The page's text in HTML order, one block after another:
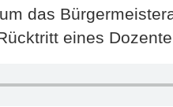
das
eines